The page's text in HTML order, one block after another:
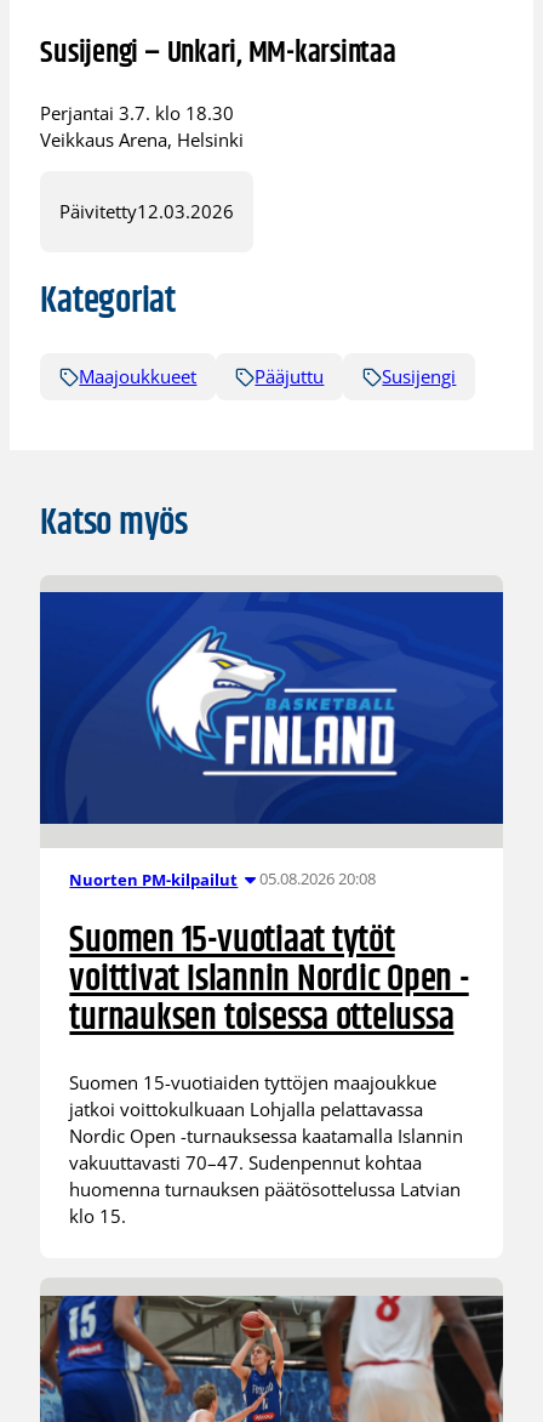
Susijengi – Unkari, MM-karsintaa
Perjantai 3.7. klo 18.30
Veikkaus Arena, Helsinki
Päivitetty12.03.2026
Kategoriat
Maajoukkueet Pääjuttu Susijengi
Katso myös
Nuorten PM-kilpailut 05.08.2026 20:08
Suomen 15-vuotiaat tytöt
voittivat Islannin Nordic Open -
turnauksen toisessa ottelussa
Suomen 15-vuotiaiden tyttöjen maajoukkue
jatkoi voittokulkuaan Lohjalla pelattavassa
Nordic Open -turnauksessa kaatamalla Islannin
vakuuttavasti 70–47. Sudenpennut kohtaa
huomenna turnauksen päätösottelussa Latvian
klo 15.